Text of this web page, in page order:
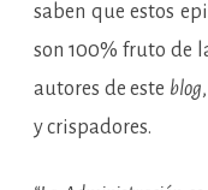
saben que estos
son 100% fruto de
autores de este blog
y crispadores.